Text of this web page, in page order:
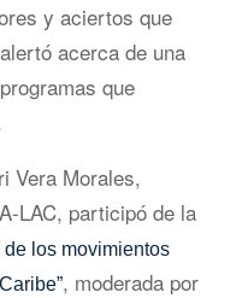
y aciertos que
acerca de una
que
Vera Morales,
LAC, participó de la
de los movimientos
, moderada por